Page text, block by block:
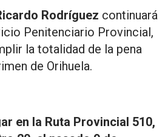
Rodríguez continuará
Penitenciario Provincial,
la totalidad de la pena
de Orihuela.
en la Ruta Provincial 510,